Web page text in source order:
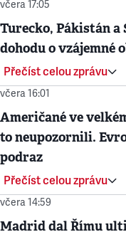
včera 17:05
Turecko, Pákistán a
dohodu o vzájemné
Přečíst celou zprávu
včera 16:01
Američané ve
to neupozornili.
podraz
Přečíst celou zprávu
včera 14:59
Madrid dal Římu